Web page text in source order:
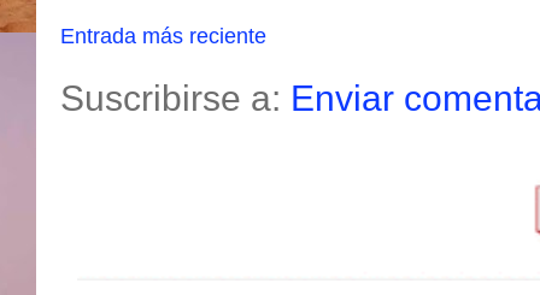
Entrada más reciente
Suscribirse a: Enviar